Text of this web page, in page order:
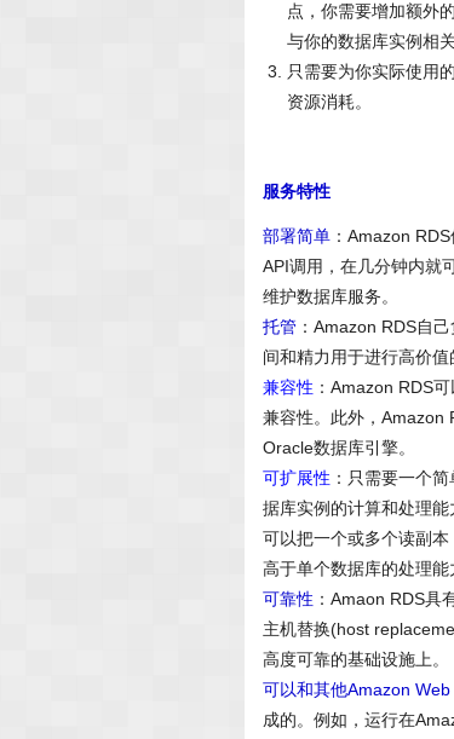
点，你需要增加额外
与你的数据库实例相
只需要为你实际使用
资源消耗。
服务特性
部署简单 ：Amazon
API调用，在几分钟内就
维护数据库服务。
托管 ：Amazon RDS自
间和精力用于进行高价值
兼容性 ：Amazon RDS
兼容性。此外，Amazon
Oracle数据库引擎。
可扩展性 ：只需要一个
据库实例的计算和处理
可以把一个或多个读副
高于单个数据库的处理能
可靠性 ：Amaon RDS具
主机替换(host
高度可靠的基础设施上。
可以和其他Amazon
成的。例如，运行在